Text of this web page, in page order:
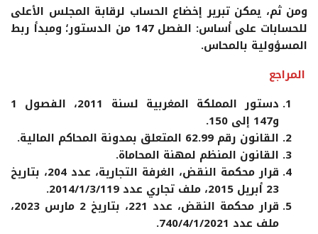
ومن ثم، يمكن تبرير إخضاع الحساب لرقابة المجلس الأعلى
للحسابات على أساس: الفصل 147 من الدستور؛ ومبدأ ربط
المسؤولية بالمحاس.
المراجع
دستور المملكة المغربية لسنة 2011، الفصول 1
و147 إلى 150.
القانون رقم 62.99 المتعلق بمدونة المحاكم المالية.
القانون المنظم لمهنة المحاماة.
قرار محكمة النقض، الغرفة التجارية، عدد 204، بتاريخ
23 أبريل 2015، ملف تجاري عدد 2014/1/3/119.
قرار محكمة النقض، عدد 221، بتاريخ 2 مارس 2023،
ملف عدد 740/4/1/2021.